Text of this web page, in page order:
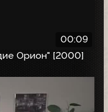
00:09
Орион" [2000]